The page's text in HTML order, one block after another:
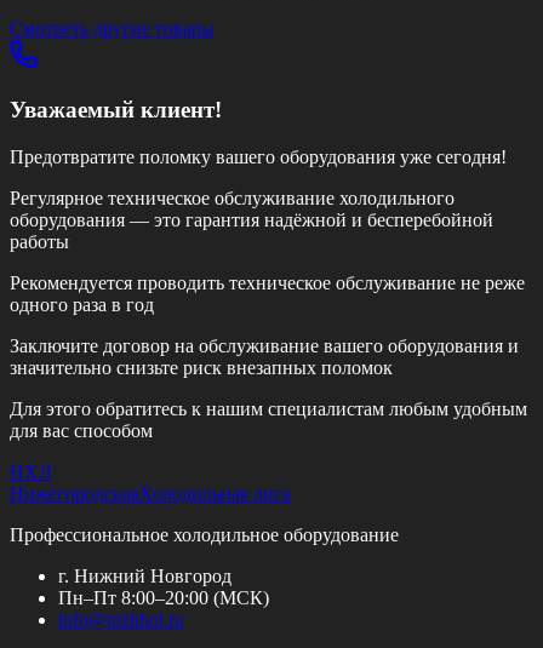
Смотреть другие товары
Уважаемый клиент!
Предотвратите поломку вашего оборудования уже сегодня!
Регулярное техническое обслуживание холодильного
оборудования — это гарантия надёжной и бесперебойной
работы
Рекомендуется проводить техническое обслуживание не реже
одного раза в год
Заключите договор на обслуживание вашего оборудования и
значительно снизьте риск внезапных поломок
Для этого обратитесь к нашим специалистам любым удобным
для вас способом
НХЛ
НижегородскаяХолодильная лига
Профессиональное холодильное оборудование
г. Нижний Новгород
Пн–Пт 8:00–20:00 (МСК)
info@nizhhol.ru